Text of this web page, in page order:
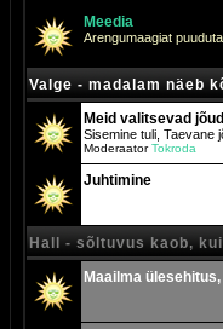
Meedia
Arengumaagiat
Valge - madalam näeb
Meid valitsevad jõud
Sisemine tuli, Taevane
ModeraatorTokroda
Juhtimine
Hall - sõltuvus kaob,
Maailma